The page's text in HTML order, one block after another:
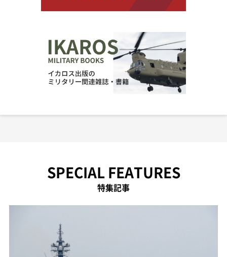
SPECIAL FEATURES
特集記事